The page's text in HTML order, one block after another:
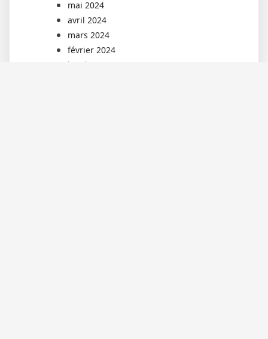
mai 2024
avril 2024
mars 2024
février 2024
janvier 2023